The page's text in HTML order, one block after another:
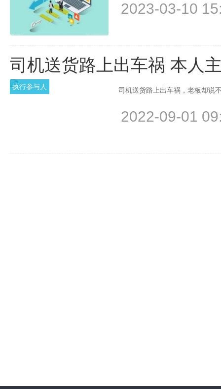
2023-03-10
司机送货路上出车祸 本人
执行参与人 司机送货路上出车祸，老板却说
2022-09-01